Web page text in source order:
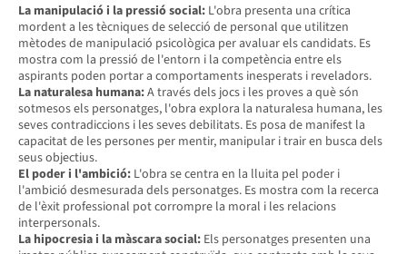
La manipulació i la pressió social: L'obra presenta una crítica
mordent a les tècniques de selecció de personal que utilitzen
mètodes de manipulació psicològica per avaluar els candidats. Es
mostra com la pressió de l'entorn i la competència entre els
aspirants poden portar a comportaments inesperats i reveladors.
La naturalesa humana:A través dels jocs i les proves a què són
sotmesos els personatges, l'obra explora la naturalesa humana, les
seves contradiccions i les seves debilitats. Es posa de manifest la
capacitat de les persones per mentir, manipular i trair en busca dels
seus objectius.
El poder i l'ambició: L'obra se centra en la lluita pel poder i
l'ambició desmesurada dels personatges. Es mostra com la recerca
de l'èxit professional pot corrompre la moral i les relacions
interpersonals.
La hipocresia i la màscara social: Els personatges presenten una